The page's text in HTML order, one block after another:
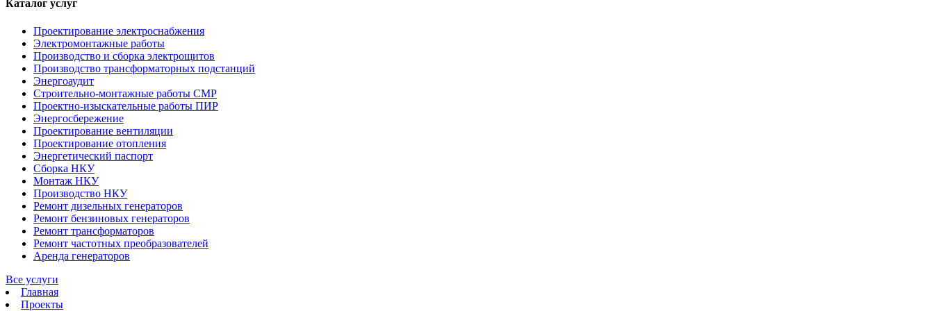
Каталог услуг
Проектирование электроснабжения
Электромонтажные работы
Производство и сборка электрощитов
Производство трансформаторных подстанций
Энергоаудит
Строительно-монтажные работы СМР
Проектно-изыскательные работы ПИР
Энергосбережение
Проектирование вентиляции
Проектирование отопления
Энергетический паспорт
Сборка НКУ
Монтаж НКУ
Производство НКУ
Ремонт дизельных генераторов
Ремонт бензиновых генераторов
Ремонт трансформаторов
Ремонт частотных преобразователей
Аренда генераторов
Все услуги
Главная
Проекты